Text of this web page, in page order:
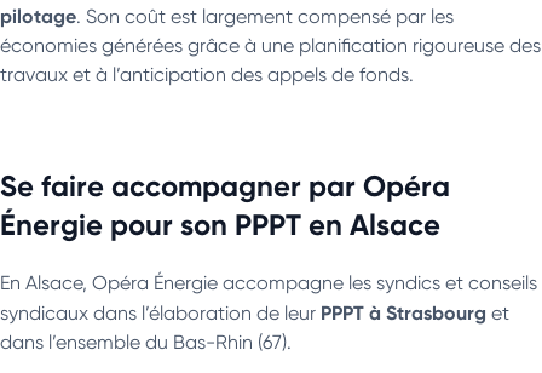
pilotage. Son coût est largement compensé par les
économies générées grâce à une planification rigoureuse des
travaux et à l’anticipation des appels de fonds.
Se faire accompagner par Opéra
Énergie pour son PPPT en Alsace
En Alsace, Opéra Énergie accompagne les syndics et conseils
syndicaux dans l’élaboration de leur PPPT à Strasbourg et
dans l’ensemble du Bas-Rhin (67).